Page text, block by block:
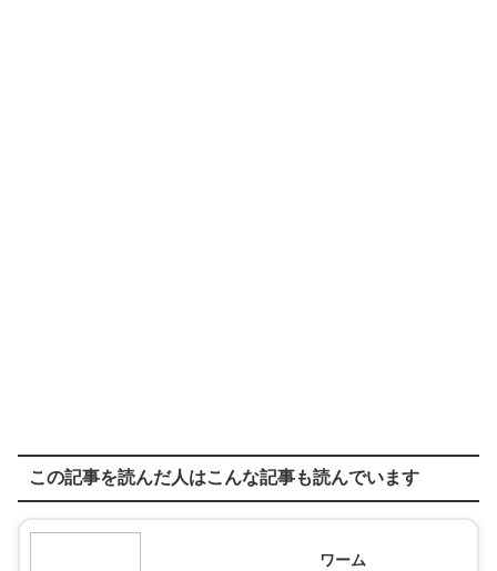
この記事を読んだ人はこんな記事も読んでいます
ワーム